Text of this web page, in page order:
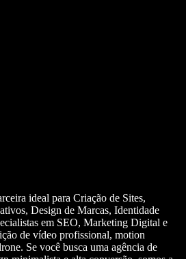
ideal para Criação de Sites,
Design de Marcas, Identidade
em SEO, Marketing Digital e
de vídeo profissional, motion
Se você busca uma agência de